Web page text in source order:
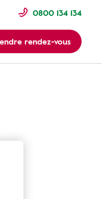
0800 134 134
rendez-vous